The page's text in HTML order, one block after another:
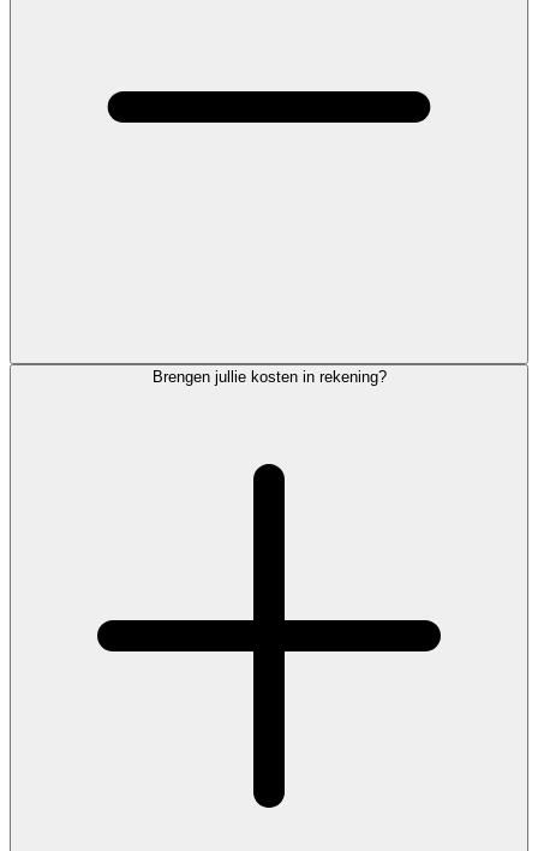
Brengen jullie kosten in rekening?